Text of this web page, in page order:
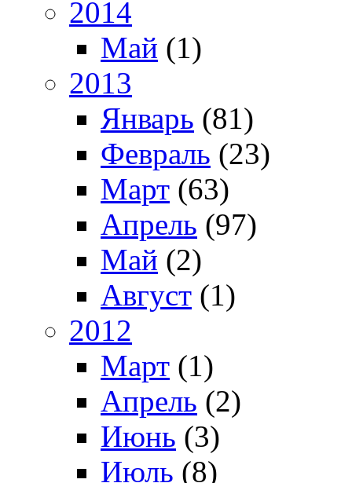
2014
Май (1)
2013
Январь (81)
Февраль (23)
Март (63)
Апрель (97)
Май (2)
Август (1)
2012
Март (1)
Апрель (2)
Июнь (3)
Июль (8)